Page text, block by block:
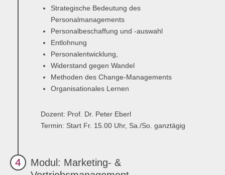
Strategische Bedeutung des
Personalmanagements
Personalbeschaffung und -auswahl
Entlohnung
Personalentwicklung,
Widerstand gegen Wandel
Methoden des Change-Managements
Organisationales Lernen
Dozent: Prof. Dr. Peter Eberl
Termin: Start Fr. 15.00 Uhr, Sa./So. ganztägig
4
Modul: Marketing- &